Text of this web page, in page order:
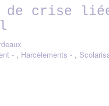
de crise
, Harcèlements ,